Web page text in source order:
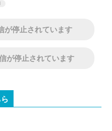
が停止されています
が停止されています